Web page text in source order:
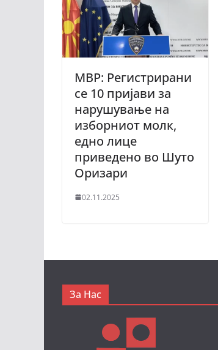
МВР: Регистрирани
се 10 пријави за
нарушување на
изборниот молк,
едно лице
приведено во Шуто
Оризари
02.11.2025
За Нас